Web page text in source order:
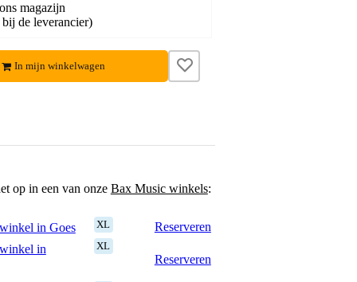
magazijn
de leverancier)
In mijn winkelwagen
op in een van onze Bax Music winkels:
in Goes XL
Reserveren
in
XL
Reserveren